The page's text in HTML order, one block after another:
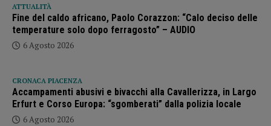
ATTUALITÀ
Fine del caldo africano, Paolo Corazzon: “Calo deciso delle
temperature solo dopo ferragosto” – AUDIO
6 Agosto 2026
CRONACA PIACENZA
Accampamenti abusivi e bivacchi alla Cavallerizza, in Largo
Erfurt e Corso Europa: “sgomberati” dalla polizia locale
6 Agosto 2026